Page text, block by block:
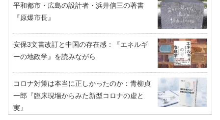
平和都市・広島の設計者・浜井信三の著書
『原爆市長』
安保3文書改訂と中国の存在感：『エネルギ
ーの地政学』を読みながら
コロナ対策は本当に正しかったのか：青柳貞
一郎『臨床現場からみた新型コロナの虚と
実』